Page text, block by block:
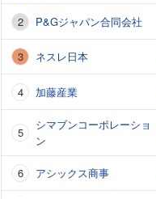
P&Gジャパン合同会社
ネスレ日本
加藤産業
シマブンコーポレーショ
ン
アシックス商事